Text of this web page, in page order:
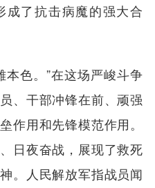
成了抗击病魔的强大合
色。”在这场严峻斗争
、干部冲锋在前、顽强
作用和先锋模范作用。
日夜奋战，展现了救死
。人民解放军指战员闻